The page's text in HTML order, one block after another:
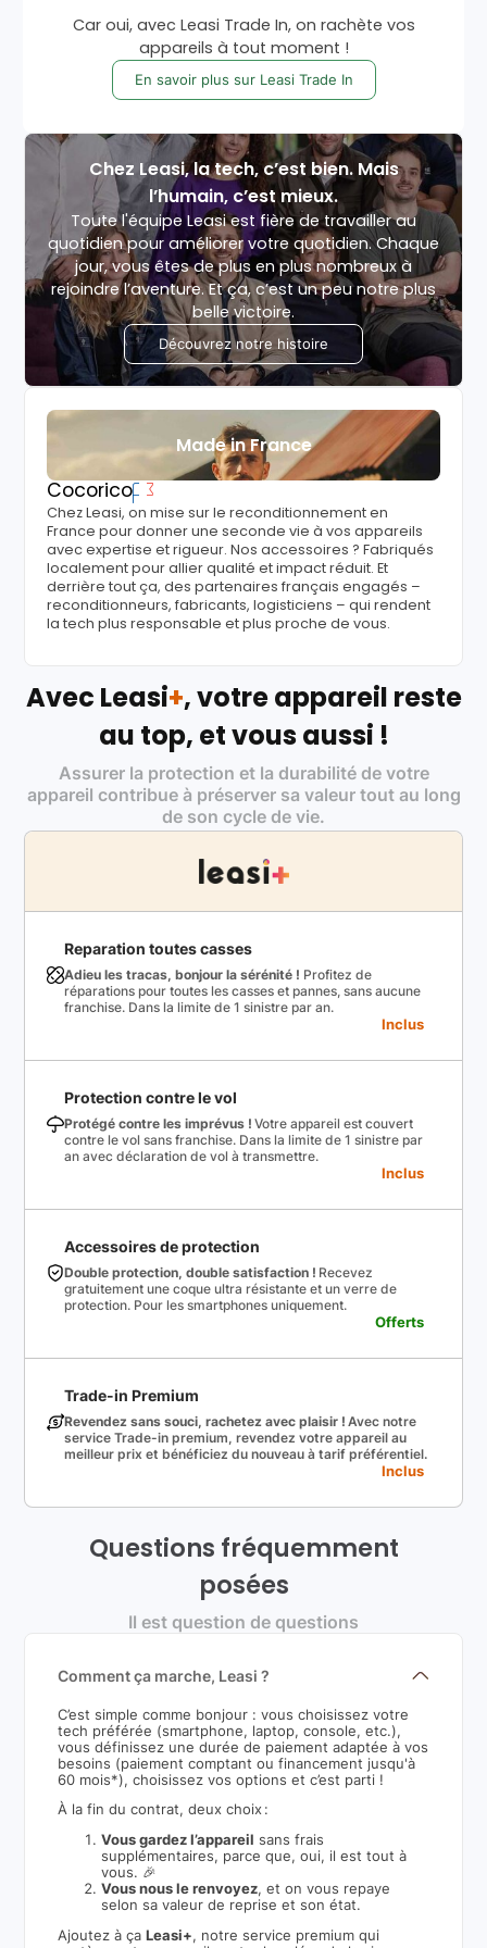
Car oui, avec Leasi Trade In, on rachète vos
appareils à tout moment !
En savoir plus sur Leasi Trade In
Chez Leasi, la tech, c’est bien. Mais
l’humain, c’est mieux.
Toute l'équipe Leasi est fière de travailler au
quotidien pour améliorer votre quotidien. Chaque
jour, vous êtes de plus en plus nombreux à
rejoindre l’aventure. Et ça, c’est un peu notre plus
belle victoire.
Découvrez notre histoire
Made in France
Cocorico
Chez Leasi, on mise sur le reconditionnement en
France pour donner une seconde vie à vos appareils
avec expertise et rigueur. Nos accessoires ? Fabriqués
localement pour allier qualité et impact réduit. Et
derrière tout ça, des partenaires français engagés –
reconditionneurs, fabricants, logisticiens – qui rendent
la tech plus responsable et plus proche de vous.
Avec Leasi+, votre appareil reste
au top, et vous aussi !
Assurer la protection et la durabilité de votre
appareil contribue à préserver sa valeur tout au long
de son cycle de vie.
Reparation toutes casses
Adieu les tracas, bonjour la sérénité ! Profitez de
réparations pour toutes les casses et pannes, sans aucune
franchise. Dans la limite de 1 sinistre par an.
Inclus
Protection contre le vol
Protégé contre les imprévus ! Votre appareil est couvert
contre le vol sans franchise. Dans la limite de 1 sinistre par
an avec déclaration de vol à transmettre.
Inclus
Accessoires de protection
Double protection, double satisfaction ! Recevez
gratuitement une coque ultra résistante et un verre de
protection. Pour les smartphones uniquement.
Offerts
Trade-in Premium
Revendez sans souci, rachetez avec plaisir ! Avec notre
service Trade-in premium, revendez votre appareil au
meilleur prix et bénéficiez du nouveau à tarif préférentiel.
Inclus
Questions fréquemment
posées
Il est question de questions
Comment ça marche, Leasi ?
C’est simple comme bonjour : vous choisissez votre
tech préférée (smartphone, laptop, console, etc.),
vous définissez une durée de paiement adaptée à vos
besoins (paiement comptant ou financement jusqu'à
60 mois*), choisissez vos options et c’est parti !
À la fin du contrat, deux choix :
Vous gardez l’appareil sans frais
supplémentaires, parce que, oui, il est tout à
vous. 🎉
Vous nous le renvoyez, et on vous repaye
selon sa valeur de reprise et son état.
Ajoutez à ça Leasi+, notre service premium qui